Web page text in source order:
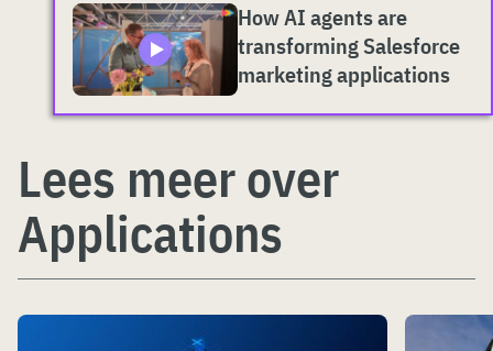
How AI agents are
transforming Salesforce
marketing applications
Lees meer over
Applications